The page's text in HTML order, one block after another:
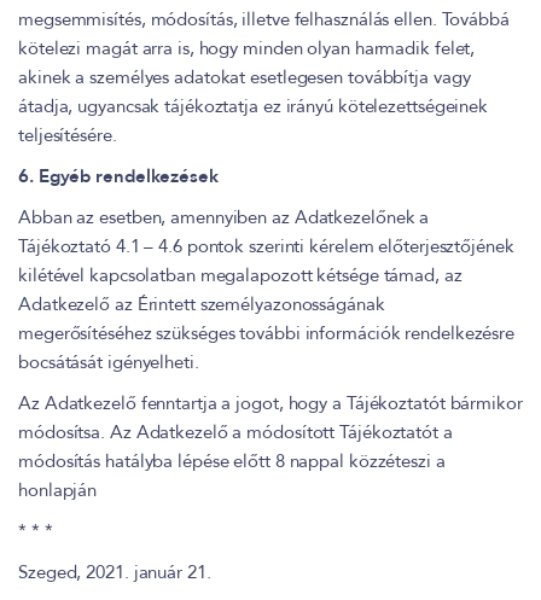
megsemmisítés, módosítás, illetve felhasználás ellen. Továbbá
kötelezi magát arra is, hogy minden olyan harmadik felet,
akinek a személyes adatokat esetlegesen továbbítja vagy
átadja, ugyancsak tájékoztatja ez irányú kötelezettségeinek
teljesítésére.
6. Egyéb rendelkezések
Abban az esetben, amennyiben az Adatkezelőnek a
Tájékoztató 4.1 – 4.6 pontok szerinti kérelem előterjesztőjének
kilétével kapcsolatban megalapozott kétsége támad, az
Adatkezelő az Érintett személyazonosságának
megerősítéséhez szükséges további információk rendelkezésre
bocsátását igényelheti.
Az Adatkezelő fenntartja a jogot, hogy a Tájékoztatót bármikor
módosítsa. Az Adatkezelő a módosított Tájékoztatót a
módosítás hatályba lépése előtt 8 nappal közzéteszi a
honlapján
* * *
Szeged, 2021. január 21.